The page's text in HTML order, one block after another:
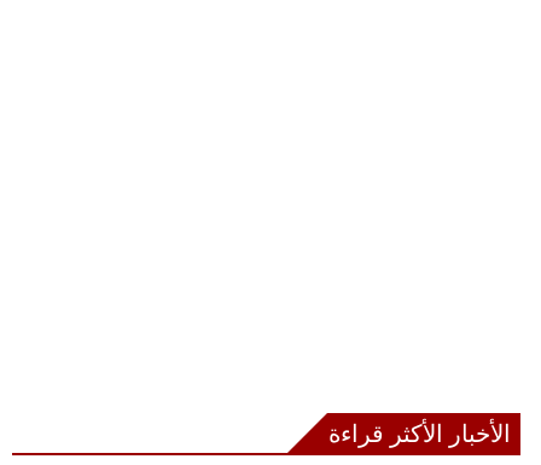
الأخبار الأكثر قراءة